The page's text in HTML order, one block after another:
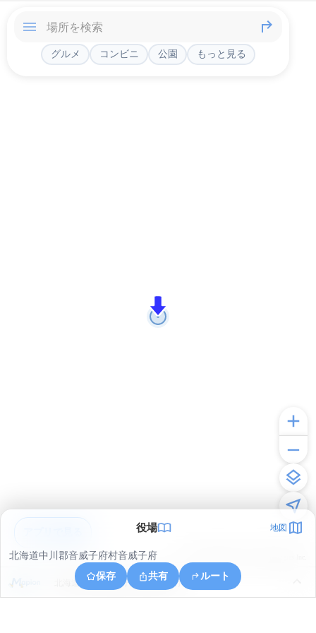
グルメ コンビニ 公園 もっと見る
役場 地図
北海道中川郡音威子府村音威子府
保存
共有 ルート
北海道中川郡音威子府村音威子府